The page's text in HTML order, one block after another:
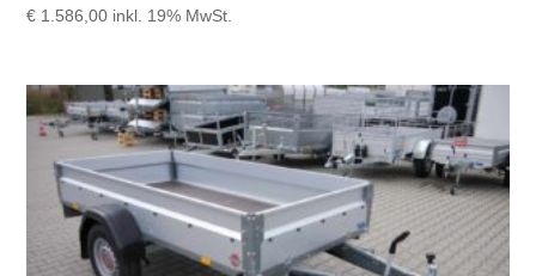
€ 1.586,00 inkl. 19% MwSt.